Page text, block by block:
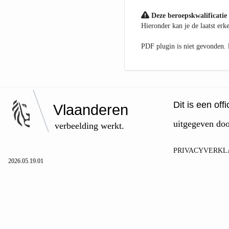
Deze beroepskwalificatie
Hieronder kan je de laatst
PDF plugin is niet gevonden.
Vlaanderen
verbeelding werkt.
Dit is een
uitgegeven
2026.05.19.01